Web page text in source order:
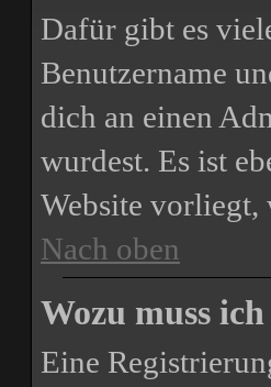
Dafür gibt es
Benutzername
dich an einen
wurdest. Es ist
Website vorliegt,
Nach oben
Wozu muss
Eine